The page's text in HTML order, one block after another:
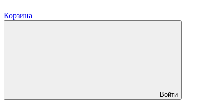
Корзина
Войти